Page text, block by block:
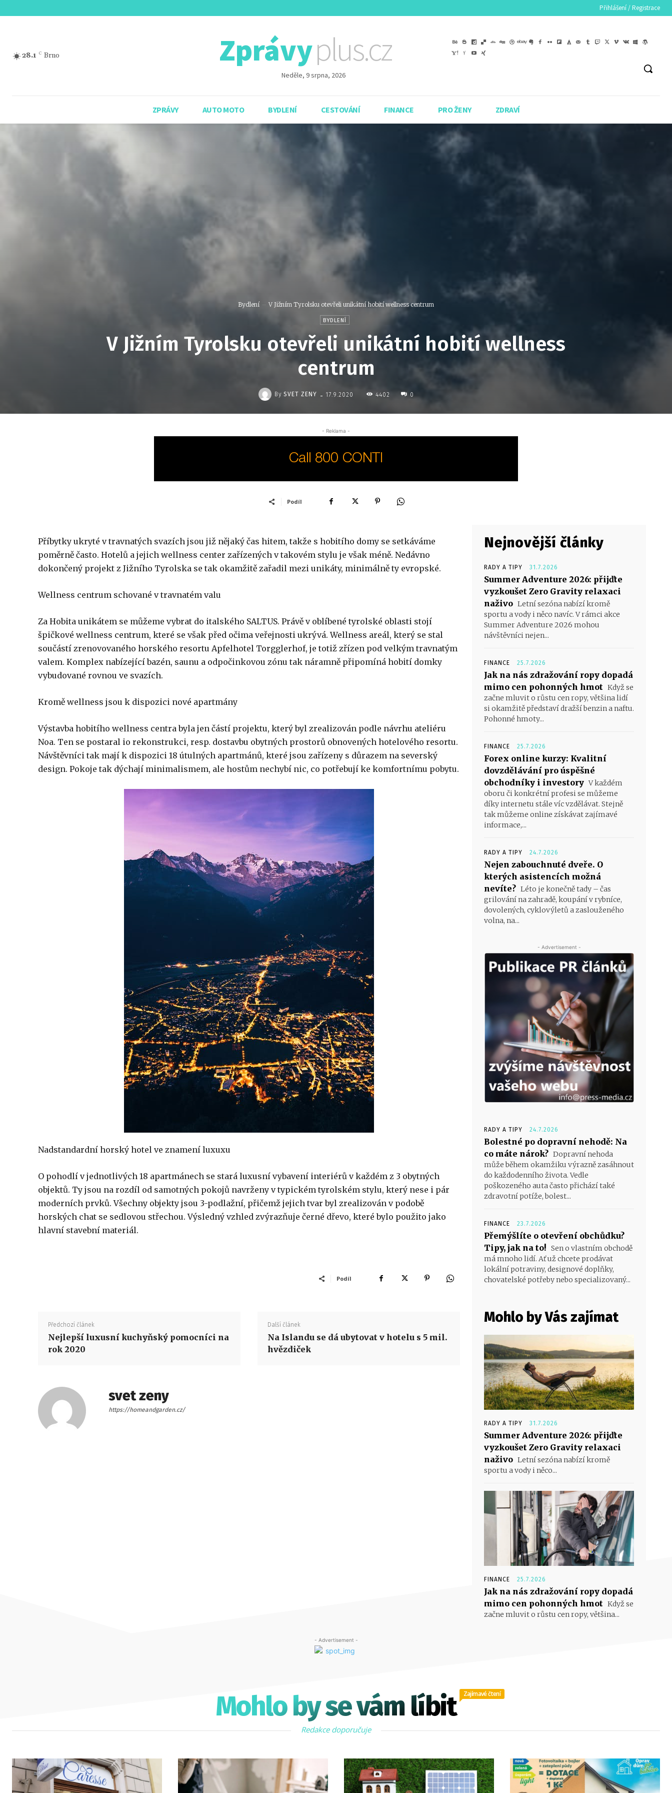
Přihlášení / Registrace
28.1 C Brno Zprávyplus.cz
Neděle, 9 srpna, 2026
ZPRÁVY AUTO MOTO BYDLENÍ CESTOVÁNÍ FINANCE PRO ŽENY ZDRAVÍ
Bydlení V Jižním Tyrolsku otevřeli unikátní hobití wellness centrum
BYDLENÍ
V Jižním Tyrolsku otevřeli unikátní hobití wellness
centrum
By SVET ZENY - 17.9.2020 4402 0
- Reklama -
Podíl
Příbytky ukryté v travnatých svazích jsou již nějaký čas hitem, takže s hobitího domy se setkáváme
poměrně často. Hotelů a jejich wellness center zařízených v takovém stylu je však méně. Nedávno
dokončený projekt z Jižního Tyrolska se tak okamžitě zařadil mezi unikáty, minimálně ty evropské.
Wellness centrum schované v travnatém valu
Za Hobita unikátem se můžeme vybrat do italského SALTUS. Právě v oblíbené tyrolské oblasti stojí
špičkové wellness centrum, které se však před očima veřejnosti ukrývá. Wellness areál, který se stal
součástí zrenovovaného horského resortu Apfelhotel Torgglerhof, je totiž zřízen pod velkým travnatým
valem. Komplex nabízející bazén, saunu a odpočinkovou zónu tak náramně připomíná hobití domky
vybudované rovnou ve svazích.
Kromě wellness jsou k dispozici nové apartmány
Výstavba hobitího wellness centra byla jen částí projektu, který byl zrealizován podle návrhu ateliéru
Noa. Ten se postaral io rekonstrukci, resp. dostavbu obytných prostorů obnovených hotelového resortu.
Návštěvníci tak mají k dispozici 18 útulných apartmánů, které jsou zařízeny s důrazem na severský
design. Pokoje tak dýchají minimalismem, ale hostům nechybí nic, co potřebují ke komfortnímu pobytu.
Nadstandardní horský hotel ve znamení luxuxu
O pohodlí v jednotlivých 18 apartmánech se stará luxusní vybavení interiérů v každém z 3 obytných
objektů. Ty jsou na rozdíl od samotných pokojů navrženy v typickém tyrolském stylu, který nese i pár
moderních prvků. Všechny objekty jsou 3-podlažní, přičemž jejich tvar byl zrealizován v podobě
horských chat se sedlovou střechou. Výsledný vzhled zvýrazňuje černé dřevo, které bylo použito jako
hlavní stavební materiál.
Podíl
Předchozí článek
Nejlepší luxusní kuchyňský pomocníci na
rok 2020
Další článek
Na Islandu se dá ubytovat v hotelu s 5 mil.
hvězdiček
svet zeny
https://homeandgarden.cz/
Nejnovější články
RADY A TIPY 31.7.2026
Summer Adventure 2026: přijďte
vyzkoušet Zero Gravity relaxaci
naživo Letní sezóna nabízí kromě
sportu a vody i něco navíc. V rámci akce
Summer Adventure 2026 mohou
návštěvníci nejen...
FINANCE 25.7.2026
Jak na nás zdražování ropy dopadá
mimo cen pohonných hmot Když se
začne mluvit o růstu cen ropy, většina lidí
si okamžitě představí dražší benzin a naftu.
Pohonné hmoty...
FINANCE 25.7.2026
Forex online kurzy: Kvalitní
dovzdělávání pro úspěšné
obchodníky i investory V každém
oboru či konkrétní profesi se můžeme
díky internetu stále víc vzdělávat. Stejně
tak můžeme online získávat zajímavé
informace,...
RADY A TIPY 24.7.2026
Nejen zabouchnuté dveře. O
kterých asistencích možná
nevíte? Léto je konečně tady – čas
grilování na zahradě, koupání v rybníce,
dovolených, cyklovýletů a zaslouženého
volna, na...
- Advertisement -
RADY A TIPY 24.7.2026
Bolestné po dopravní nehodě: Na
co máte nárok? Dopravní nehoda
může během okamžiku výrazně zasáhnout
do každodenního života. Vedle
poškozeného auta často přichází také
zdravotní potíže, bolest...
FINANCE 23.7.2026
Přemýšlíte o otevření obchůdku?
Tipy, jak na to! Sen o vlastním obchodě
má mnoho lidí. Ať už chcete prodávat
lokální potraviny, designové doplňky,
chovatelské potřeby nebo specializovaný...
Mohlo by Vás zajímat
RADY A TIPY 31.7.2026
Summer Adventure 2026: přijďte
vyzkoušet Zero Gravity relaxaci
naživo Letní sezóna nabízí kromě
sportu a vody i něco...
FINANCE 25.7.2026
Jak na nás zdražování ropy dopadá
mimo cen pohonných hmot Když se
začne mluvit o růstu cen ropy, většina...
- Advertisement -
Mohlo by se vám líbit Zajímavé čtení
Redakce doporučuje